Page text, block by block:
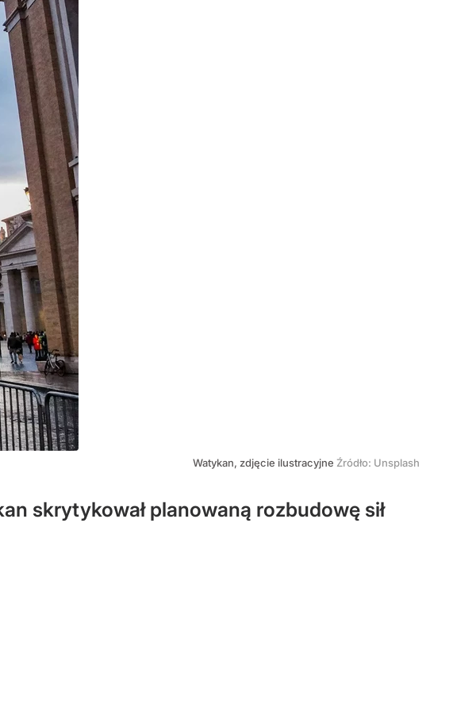
Watykan, zdjęcie ilustracyjne Źródło: Unsplash
skrytykował planowaną rozbudowę sił